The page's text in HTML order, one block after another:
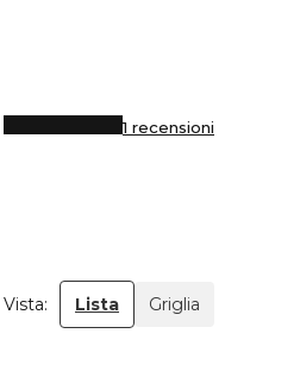
1 recensioni
Vista: Lista Griglia